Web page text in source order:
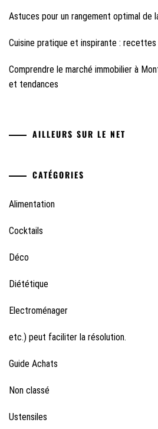
Astuces pour un rangement optimal de
Cuisine pratique et inspirante :
Comprendre le marché immobilier à
et tendances
AILLEURS SUR LE NET
CATÉGORIES
Alimentation
Cocktails
Déco
Diététique
Electroménager
etc.) peut faciliter la résolution.
Guide Achats
Non classé
Ustensiles